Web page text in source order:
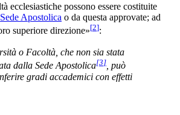
ecclesiastiche possono essere costituite
Sede Apostolica o da questa approvate; ad
superiore direzione»[2]:
o Facoltà, che non sia stata
dalla Sede Apostolica[3], può
gradi accademici con effetti